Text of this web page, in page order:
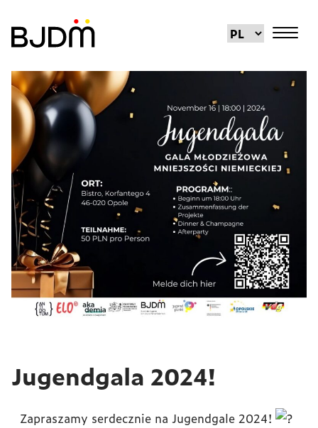
Jugendgala 2024!
Zapraszamy serdecznie na Jugendgale 2024!